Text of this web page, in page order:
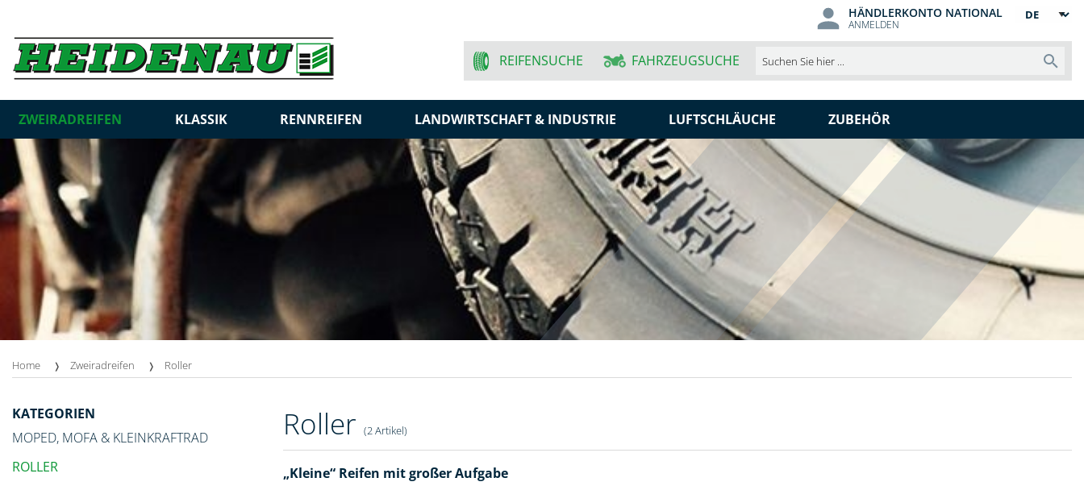
Sprache
HÄNDLERKONTO NATIONAL
ANMELDEN
REIFENSUCHE FAHRZEUGSUCHE
ZWEIRADREIFEN KLASSIK RENNREIFEN LANDWIRTSCHAFT & INDUSTRIE LUFTSCHLÄUCHE ZUBEHÖR
Home Zweiradreifen Roller
Roller (2 Artikel)
„Kleine“ Reifen mit großer Aufgabe
KATEGORIEN
MOPED, MOFA & KLEINKRAFTRAD
ROLLER